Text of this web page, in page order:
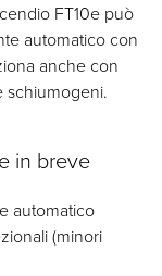
FT10e può
automatico con
anche con
schiumogeni.
in breve
automatico
(minori